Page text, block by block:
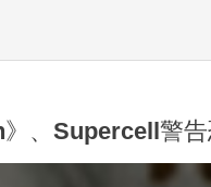
、Supercell警